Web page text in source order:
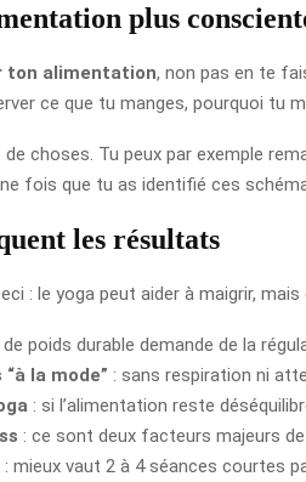
plus
ton alimentation, non pas en te
ce que tu manges, pourquoi tu
choses. Tu peux par exemple
fois que tu as identifié ces
les résultats
: le yoga peut aider à maigrir,
poids durable demande de la
la mode” : sans respiration ni
: si l’alimentation reste
: ce sont deux facteurs majeurs de
: mieux vaut 2 à 4 séances courtes